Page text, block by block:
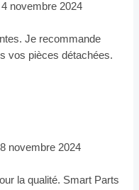
4 novembre 2024
Je recommande
vos pièces détachées.
novembre 2024
la qualité. Smart Parts